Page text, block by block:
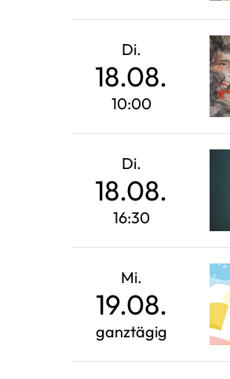
Di.
18.08.
10:00
Di.
18.08.
16:30
Mi.
19.08.
ganztägig